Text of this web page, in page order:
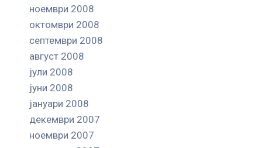
ноември 2008
октомври 2008
септември 2008
август 2008
јули 2008
јуни 2008
јануари 2008
декември 2007
ноември 2007